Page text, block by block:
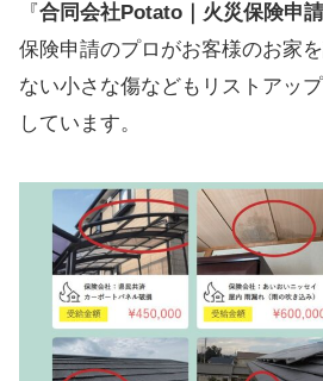
『 合同会社Potato｜火災保険申
保険申請のプロがお客様のお家
ない小さな傷などもリストアッ
しています。